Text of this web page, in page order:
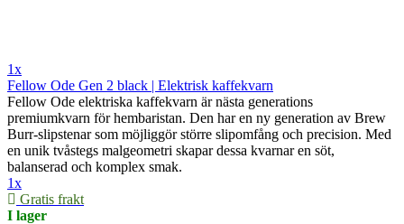
1x
Fellow Ode Gen 2 black | Elektrisk kaffekvarn
Fellow Ode elektriska kaffekvarn är nästa generations
premiumkvarn för hembaristan. Den har en ny generation av Brew
Burr-slipstenar som möjliggör större slipomfång och precision. Med
en unik tvåstegs malgeometri skapar dessa kvarnar en söt,
balanserad och komplex smak.
1x
Gratis frakt
I lager